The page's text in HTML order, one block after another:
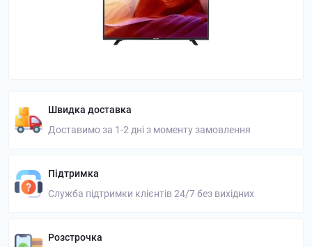
Швидка доставка
Доставимо за 1-2 дні з моменту замовлення
Підтримка
Служба підтримки клієнтів 24/7 без вихідних
Розстрочка